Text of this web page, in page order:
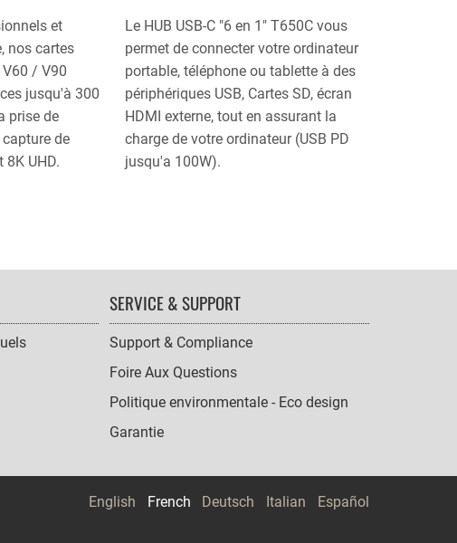
et
nos cartes
V60 / V90
jusqu'à 300
prise de
de
8K UHD.
Le HUB USB-C "6 en 1" T650C vous
permet de connecter votre ordinateur
portable, téléphone ou tablette à des
périphériques USB, Cartes SD, écran
HDMI externe, tout en assurant la
charge de votre ordinateur (USB PD
jusqu'a 100W).
SERVICE & SUPPORT
Support & Compliance
Foire Aux Questions
Politique environmentale - Eco design
Garantie
English French Deutsch Italian Español